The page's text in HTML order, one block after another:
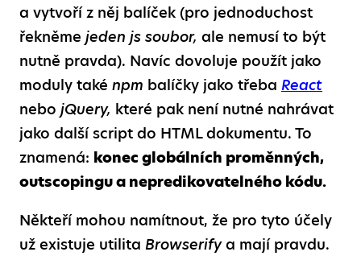
a vytvoří z něj balíček (pro jednoduchost
řekněme jeden js soubor, ale nemusí to být
nutně pravda). Navíc dovoluje použít jako
moduly také npm balíčky jako třeba React
nebo jQuery, které pak není nutné nahrávat
jako další script do HTML dokumentu. To
znamená: konec globálních proměnných,
outscopingu a nepredikovatelného kódu.
Někteří mohou namítnout, že pro tyto účely
už existuje utilita Browserifya mají pravdu.